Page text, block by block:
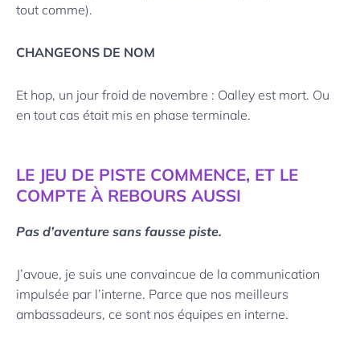
tout comme).
CHANGEONS DE NOM
Et hop, un jour froid de novembre : Oalley est mort. Ou
en tout cas était mis en phase terminale.
LE JEU DE PISTE COMMENCE, ET LE
COMPTE À REBOURS AUSSI
Pas d’aventure sans fausse piste.
J’avoue, je suis une convaincue de la communication
impulsée par l’interne. Parce que nos meilleurs
ambassadeurs, ce sont nos équipes en interne.